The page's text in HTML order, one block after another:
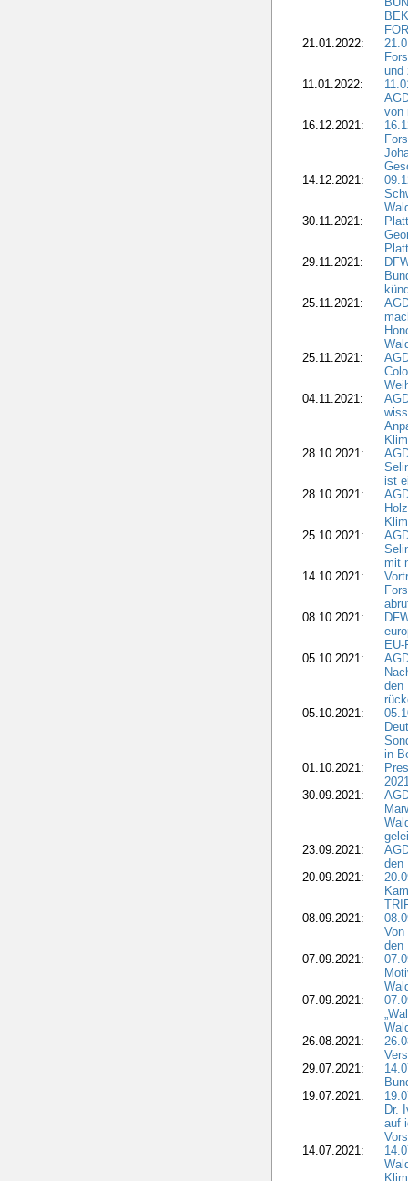
21.01.2022:
und
11.01.2022:
von
16.12.2021:
14.12.2021:
30.11.2021:
29.11.2021:
25.11.2021:
25.11.2021:
04.11.2021:
28.10.2021:
ist
28.10.2021:
25.10.2021:
mit
14.10.2021:
08.10.2021:
05.10.2021:
den
05.10.2021:
in
01.10.2021:
30.09.2021:
23.09.2021:
den
20.09.2021:
08.09.2021:
den
07.09.2021:
07.09.2021:
26.08.2021:
29.07.2021:
19.07.2021:
Dr.
auf
14.07.2021: